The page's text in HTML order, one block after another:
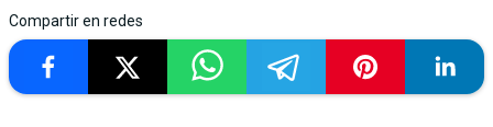
Compartir en redes